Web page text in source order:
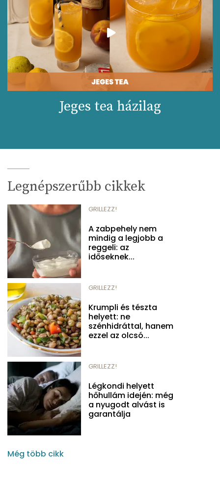
Jeges tea házilag
Legnépszerűbb cikkek
GRILLEZZ!
A zabpehely nem
mindig a legjobb a
reggeli: az
időseknek...
GRILLEZZ!
Krumpli és tészta
helyett: ne
szénhidráttal, hanem
ezzel az olcsó...
GRILLEZZ!
Légkondi helyett
hőhullám idején: még
a nyugodt alvást is
garantálja
Még több cikk